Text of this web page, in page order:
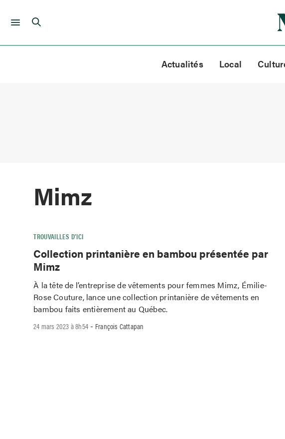
Skip
Actualités Local
Mimz
TROUVAILLES D’ICI
Collection printanière en bambou présentée par
Mimz
À la tête de l’entreprise de vêtements pour femmes Mimz, Émilie-
Rose Couture, lance une collection printanière de vêtements en
bambou faits entièrement au Québec.
24 mars 2023 à 8h54 - François Cattapan